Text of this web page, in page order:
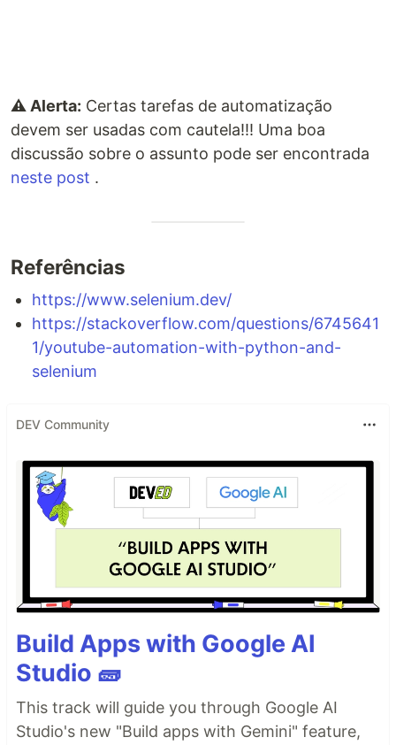
⚠️ Alerta: Certas tarefas de automatização
devem ser usadas com cautela!!! Uma boa
discussão sobre o assunto pode ser encontrada
neste post .
Referências
https://www.selenium.dev/
https://stackoverflow.com/questions/6745641
1/youtube-automation-with-python-and-
selenium
DEV Community
Build Apps with Google AI
Studio 🧱
This track will guide you through Google AI
Studio's new "Build apps with Gemini" feature,